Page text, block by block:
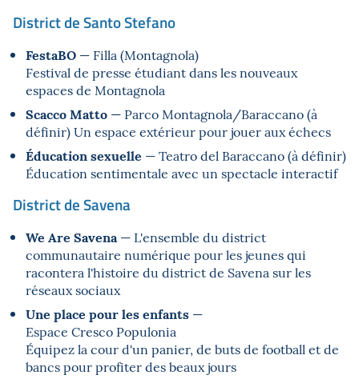
District de Santo Stefano
FestaBO — Filla (Montagnola)
Festival de presse étudiant dans les nouveaux
espaces de Montagnola
Scacco Matto — Parco Montagnola/Baraccano (à
définir) Un espace extérieur pour jouer aux échecs
Éducation sexuelle — Teatro del Baraccano (à définir)
Éducation sentimentale avec un spectacle interactif
District de Savena
We Are Savena — L'ensemble du district
communautaire numérique pour les jeunes qui
racontera l'histoire du district de Savena sur les
réseaux sociaux
Une place pour les enfants —
Espace Cresco Populonia
Équipez la cour d'un panier, de buts de football et de
bancs pour profiter des beaux jours